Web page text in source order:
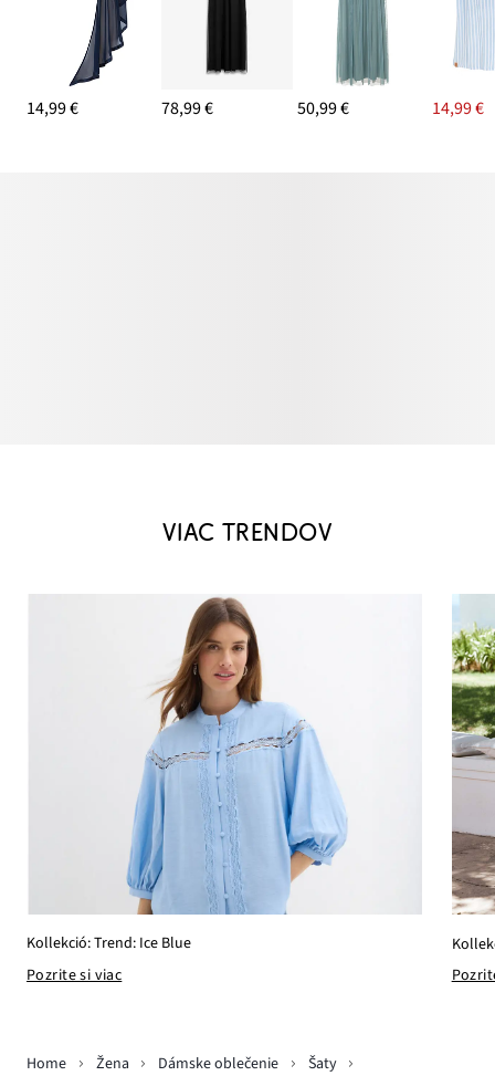
14,99 € 78,99 € 50,99 € 14,99 €
VIAC TRENDOV
Kollekció: Trend: Ice Blue
Pozrite si viac
Home Žena Dámske oblečenie
Šaty